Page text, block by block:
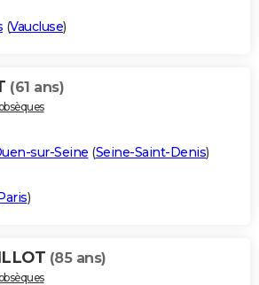
(Vaucluse)
(61 ans)
sur-Seine (Seine-Saint-Denis)
)
(85 ans)